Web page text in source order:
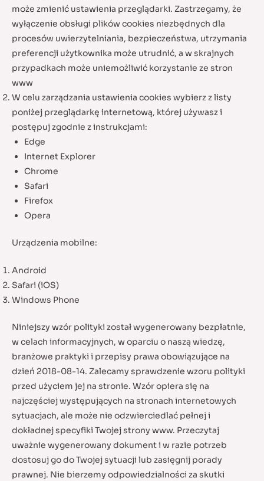
może zmienić ustawienia przeglądarki. Zastrzegamy, że
wyłączenie obsługi plików cookies niezbędnych dla
procesów uwierzytelniania, bezpieczeństwa, utrzymania
preferencji użytkownika może utrudnić, a w skrajnych
przypadkach może uniemożliwić korzystanie ze stron
www
W celu zarządzania ustawienia cookies wybierz z listy
poniżej przeglądarkę internetową, której używasz i
postępuj zgodnie z instrukcjami:
Edge
Internet Explorer
Chrome
Safari
Firefox
Opera
Urządzenia mobilne:
Android
Safari (iOS)
Windows Phone
Niniejszy wzór polityki został wygenerowany bezpłatnie,
w celach informacyjnych, w oparciu o naszą wiedzę,
branżowe praktyki i przepisy prawa obowiązujące na
dzień 2018-08-14. Zalecamy sprawdzenie wzoru polityki
przed użyciem jej na stronie. Wzór opiera się na
najczęściej występujących na stronach internetowych
sytuacjach, ale może nie odzwierciedlać pełnej i
dokładnej specyfiki Twojej strony www. Przeczytaj
uważnie wygenerowany dokument i w razie potrzeb
dostosuj go do Twojej sytuacji lub zasięgnij porady
prawnej. Nie bierzemy odpowiedzialności za skutki